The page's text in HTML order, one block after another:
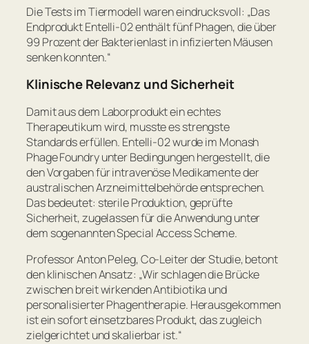
Die Tests im Tiermodell waren eindrucksvoll: „Das
Endprodukt Entelli-02 enthält fünf Phagen, die über
99 Prozent der Bakterienlast in infizierten Mäusen
senken konnten.“
Klinische Relevanz und Sicherheit
Damit aus dem Laborprodukt ein echtes
Therapeutikum wird, musste es strengste
Standards erfüllen. Entelli-02 wurde im Monash
Phage Foundry unter Bedingungen hergestellt, die
den Vorgaben für intravenöse Medikamente der
australischen Arzneimittelbehörde entsprechen.
Das bedeutet: sterile Produktion, geprüfte
Sicherheit, zugelassen für die Anwendung unter
dem sogenannten Special Access Scheme.
Professor Anton Peleg, Co-Leiter der Studie, betont
den klinischen Ansatz: „Wir schlagen die Brücke
zwischen breit wirkenden Antibiotika und
personalisierter Phagentherapie. Herausgekommen
ist ein sofort einsetzbares Produkt, das zugleich
zielgerichtet und skalierbar ist.“